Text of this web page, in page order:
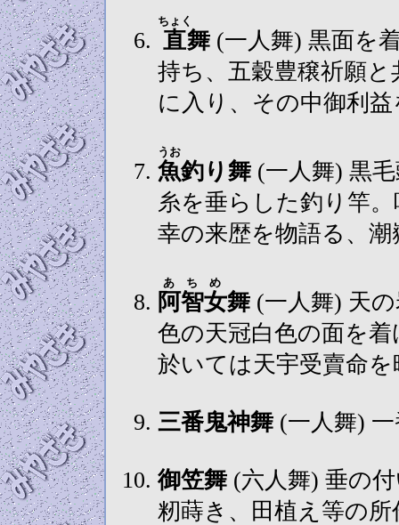
直
ちょく
舞(一人舞) 黒面を着け陰陽を表すをスリコギと擂鉢を
持ち、五穀豊穣祈願
に入り、その中御利
魚
うお
釣り舞(一人舞) 黒毛頭白色の面を着け、採り物は釣り
糸を垂らした釣り竿
幸の来歴を物語る、
阿智女
あちめ
舞(一人舞) 天の岩屋戸の故事に由来する舞で、金
色の天冠白色の面を
於いては天宇受賣命
三番鬼神舞 (一人舞)
御笠舞(六人舞) 垂の付いた白笠を被り、採り物は扇子。
籾蒔き、田植え等の